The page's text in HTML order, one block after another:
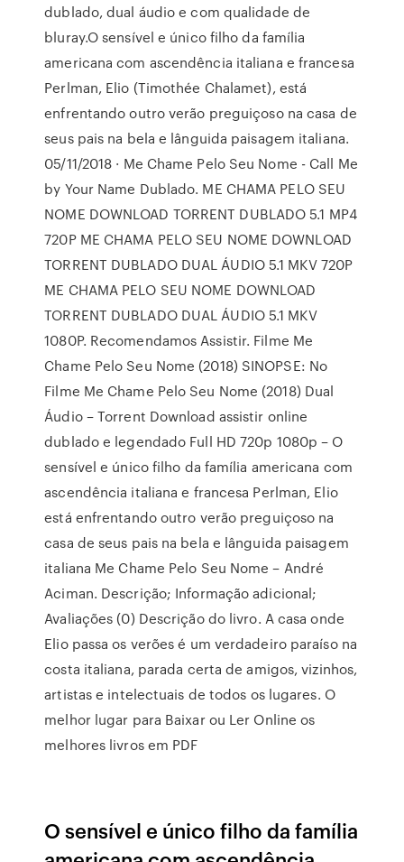
dublado, dual áudio e com qualidade de
bluray.O sensível e único filho da família
americana com ascendência italiana e francesa
Perlman, Elio (Timothée Chalamet), está
enfrentando outro verão preguiçoso na casa de
seus pais na bela e lânguida paisagem italiana.
05/11/2018 · Me Chame Pelo Seu Nome - Call Me
by Your Name Dublado. ME CHAMA PELO SEU
NOME DOWNLOAD TORRENT DUBLADO 5.1 MP4
720P ME CHAMA PELO SEU NOME DOWNLOAD
TORRENT DUBLADO DUAL ÁUDIO 5.1 MKV 720P
ME CHAMA PELO SEU NOME DOWNLOAD
TORRENT DUBLADO DUAL ÁUDIO 5.1 MKV
1080P. Recomendamos Assistir. Filme Me
Chame Pelo Seu Nome (2018) SINOPSE: No
Filme Me Chame Pelo Seu Nome (2018) Dual
Áudio – Torrent Download assistir online
dublado e legendado Full HD 720p 1080p – O
sensível e único filho da família americana com
ascendência italiana e francesa Perlman, Elio
está enfrentando outro verão preguiçoso na
casa de seus pais na bela e lânguida paisagem
italiana Me Chame Pelo Seu Nome – André
Aciman. Descrição; Informação adicional;
Avaliações (0) Descrição do livro. A casa onde
Elio passa os verões é um verdadeiro paraíso na
costa italiana, parada certa de amigos, vizinhos,
artistas e intelectuais de todos os lugares. O
melhor lugar para Baixar ou Ler Online os
melhores livros em PDF
O sensível e único filho da família